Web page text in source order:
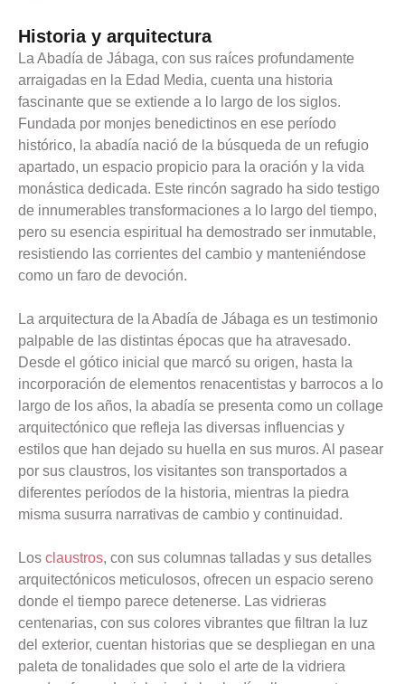
Historia y arquitectura
La Abadía de Jábaga, con sus raíces profundamente
arraigadas en la Edad Media, cuenta una historia
fascinante que se extiende a lo largo de los siglos.
Fundada por monjes benedictinos en ese período
histórico, la abadía nació de la búsqueda de un refugio
apartado, un espacio propicio para la oración y la vida
monástica dedicada. Este rincón sagrado ha sido testigo
de innumerables transformaciones a lo largo del tiempo,
pero su esencia espiritual ha demostrado ser inmutable,
resistiendo las corrientes del cambio y manteniéndose
como un faro de devoción.
La arquitectura de la Abadía de Jábaga es un testimonio
palpable de las distintas épocas que ha atravesado.
Desde el gótico inicial que marcó su origen, hasta la
incorporación de elementos renacentistas y barrocos a lo
largo de los años, la abadía se presenta como un collage
arquitectónico que refleja las diversas influencias y
estilos que han dejado su huella en sus muros. Al pasear
por sus claustros, los visitantes son transportados a
diferentes períodos de la historia, mientras la piedra
misma susurra narrativas de cambio y continuidad.
Los claustros, con sus columnas talladas y sus detalles
arquitectónicos meticulosos, ofrecen un espacio sereno
donde el tiempo parece detenerse. Las vidrieras
centenarias, con sus colores vibrantes que filtran la luz
del exterior, cuentan historias que se despliegan en una
paleta de tonalidades que solo el arte de la vidriera